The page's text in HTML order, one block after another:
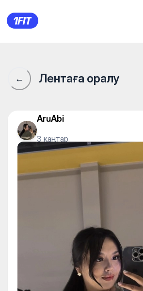
1Fit қауымдастығы
← Лентаға оралу
AruAbi
3 қаңтар